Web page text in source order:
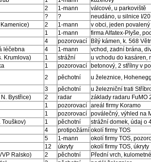
2 1-mann
válcové, u parkoviště
? ?
neudáno, u silnice I/
2 1-mann
v obci, jeden
1 1-mann
firma Alfatex-Plyše,
4 pozorovací
Bílý kámen, k. 568
léčebna
4 1-mann
vchod, zadní brána,
Krumlova)
1 strážní
u vchodu do kasáren,
1 pozorovací
betonový, 2 střílny v
2 pěchotní
u železnice,
3 pěchotní
u železniční trati
Bystřice)
2 radar
základy radaru FuMO
1 pozorovací areál firmy Koramo
1 pozorovací poválečný, výhled na
Touškov)
1 pěchotní
strážní domek, údaj o
4 protipožární okolí firmy TOS
5 1-mann
okolí firmy TOS,
12 úkryty
okolí firmy TOS, úkryty
Ralsko)
2 pěchotní
Přední vrch,